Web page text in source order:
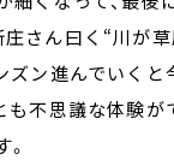
庄さん曰く“川が
ズン進んでいく
も不思議な体験